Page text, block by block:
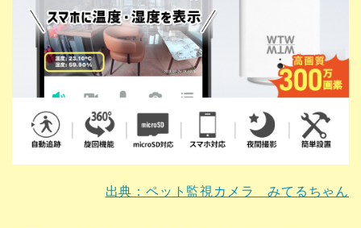
出典：ペット監視カメラ みてるちゃん